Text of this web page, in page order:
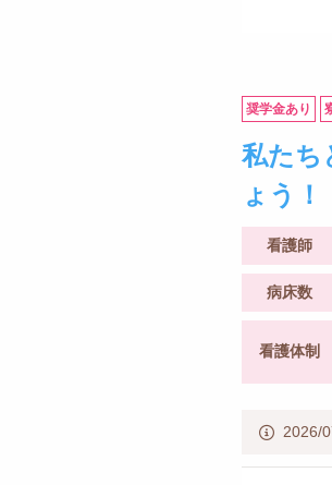
奨学金あり
私たち
ょう！
看護師
病床数
看護体制
2026/